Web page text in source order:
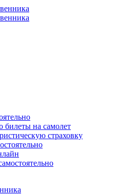
билеты на самолет
страховку